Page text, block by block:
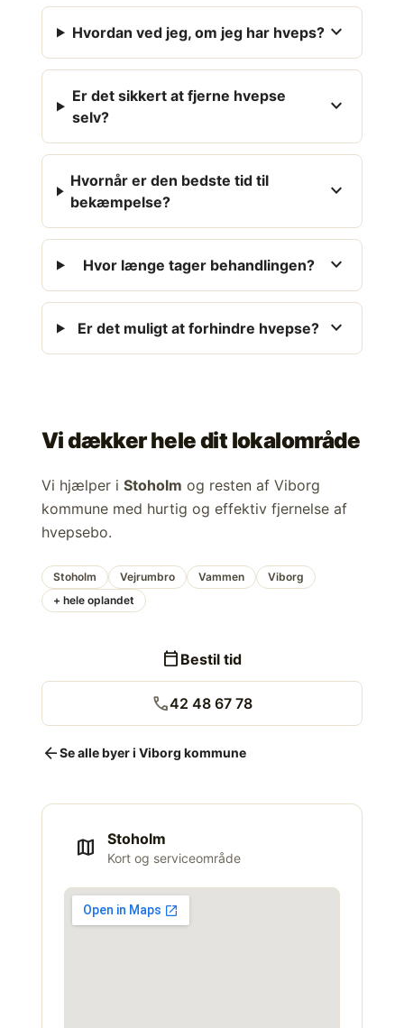
Hvordan ved jeg, om jeg har hveps? expand_more
Er det sikkert at fjerne hvepse
selv?
expand_more
Hvornår er den bedste tid til
bekæmpelse?
expand_more
Hvor længe tager behandlingen? expand_more
Er det muligt at forhindre hvepse? expand_more
Vi dækker hele dit lokalområde
Vi hjælper i Stoholm og resten af Viborg
kommune med hurtig og effektiv fjernelse af
hvepsebo.
Stoholm Vejrumbro Vammen
Viborg
+ hele oplandet
calendar_today Bestil tid
call42 48 67 78
arrow_backSe alle byer i Viborg kommune
map Stoholm
Kort og serviceområde